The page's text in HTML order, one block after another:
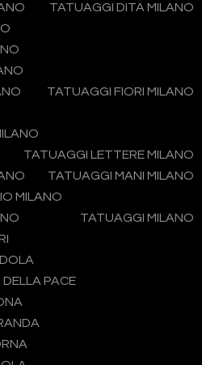
TATUAGGI DITA MILANO
TATUAGGI FIORI MILANO
TATUAGGI LETTERE MILANO
TATUAGGI MANI MILANO
MILANO
TATUAGGI MILANO
PACE